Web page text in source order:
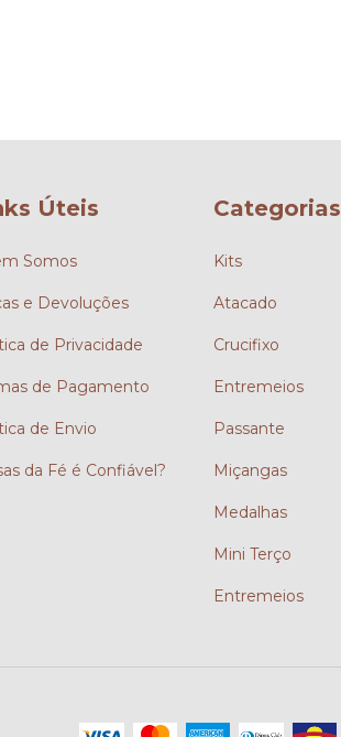
Úteis
Somos
e Devoluções
de Privacidade
de Pagamento
de Envio
da Fé é Confiável?
Categorias
Kits
Atacado
Crucifixo
Entremeios
Passante
Miçangas
Medalhas
Mini Terço
Entremeios